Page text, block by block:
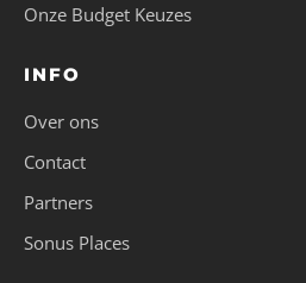
Onze Budget Keuzes
INFO
Over ons
Contact
Partners
Sonus Places